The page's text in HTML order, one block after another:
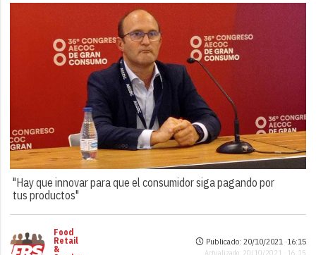
"Hay que innovar para que el consumidor siga pagando por
tus productos"
Food
Retail
&
Publicado: 20/10/2021 ·16:15